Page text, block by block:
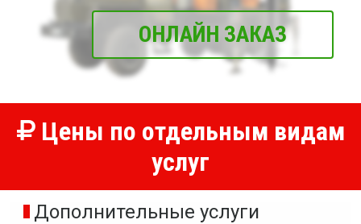
ОНЛАЙН ЗАКАЗ
Цены по отдельным видам
услуг
Дополнительные услуги